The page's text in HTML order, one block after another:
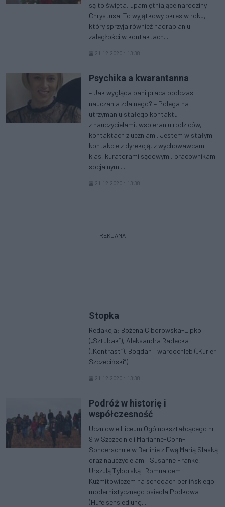
są to święta, upamiętniające narodziny
Chrystusa. To wyjątkowy okres w roku,
który sprzyja również nadrabianiu
zaległości w kontaktach...
21.12.2020 r. 13:38
Psychika a kwarantanna
– Jak wygląda pani praca podczas
nauczania zdalnego? – Polega na
utrzymaniu stałego kontaktu
z nauczycielami, wspieraniu rodziców,
kontaktach z uczniami. Jestem w stałym
kontakcie z dyrekcją, z wychowawcami
klas, kuratorami sądowymi, pracownikami
socjalnymi...
21.12.2020 r. 13:38
REKLAMA
Stopka
Redakcja: Bożena Ciborowska-Lipko
(„Sztubak”), Aleksandra Radecka
(„Kontrast”), Bogdan Twardochleb („Kurier
Szczeciński”)
21.12.2020 r. 13:38
Podróż w historię i
współczesność
Uczniowie Liceum Ogólnokształcącego nr
9 w Szczecinie i Marianne-Cohn-
Sonderschule w Berlinie z Ewą Marią Slaską
oraz nauczycielami: Susanne Franke,
Urszulą Tyborską i Romualdem
Kuźmitowiczem na schodach berlińskiego
modernistycznego osiedla Podkowa
(Hufeisensiedlung...